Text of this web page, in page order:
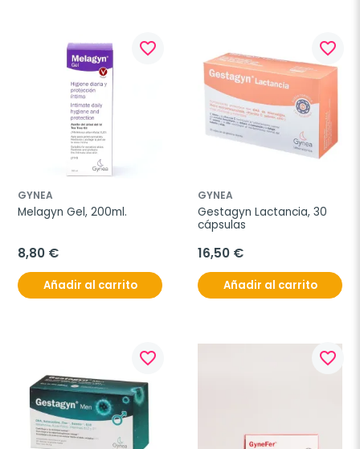
favorite_border
GYNEA
Melagyn Gel, 200ml.
8,80 €
Añadir al carrito
favorite_border
GYNEA
Gestagyn Lactancia, 30
cápsulas
16,50 €
Añadir al carrito
favorite_border favorite_border